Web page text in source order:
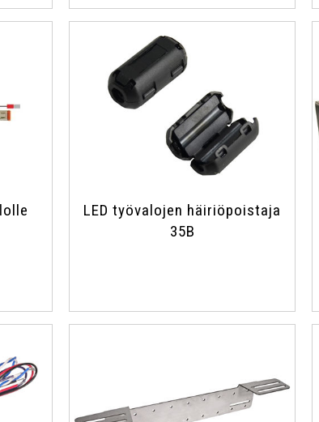
LED työvalojen häiriöpoistaja
35B